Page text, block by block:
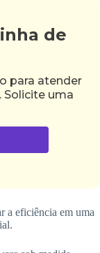
de
para atender
Solicite uma
a eficiência em uma